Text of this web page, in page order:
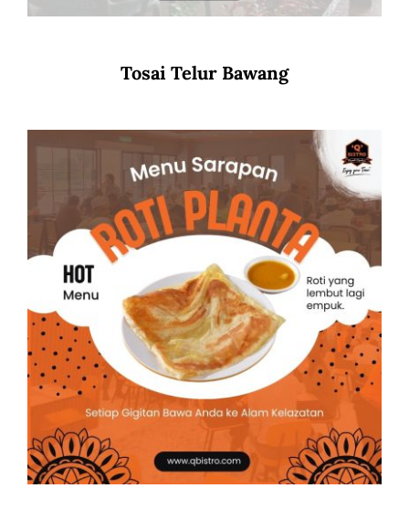
Tosai Telur Bawang